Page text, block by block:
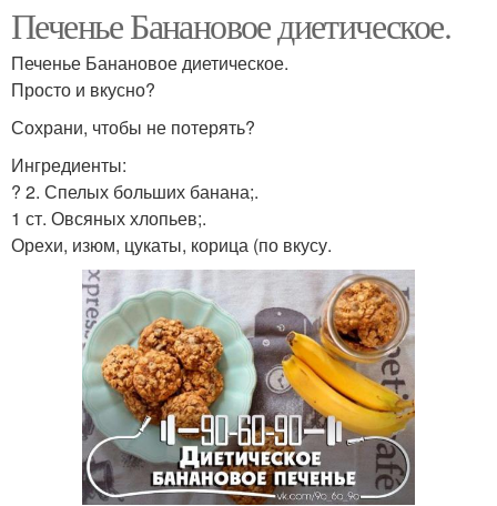
Печенье Банановое диетическое.
Печенье Банановое диетическое.
Просто и вкусно?
Сохрани, чтобы не потерять?
Ингредиенты:
? 2. Спелых больших банана;.
1 ст. Овсяных хлопьев;.
Орехи, изюм, цукаты, корица (по вкусу.